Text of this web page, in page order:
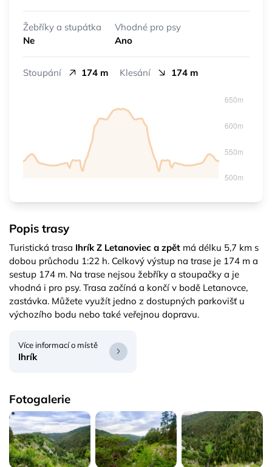
Žebříky a stupátka
Ne
Vhodné pro psy
Ano
Stoupání 174 m Klesání 174 m
Popis trasy
Turistická trasa Ihrík Z Letanoviec a zpět má délku 5,7 km s
dobou průchodu 1:22 h. Celkový výstup na trase je 174 m a
sestup 174 m. Na trase nejsou žebříky a stoupačky a je
vhodná i pro psy. Trasa začíná a končí v bodě Letanovce,
zastávka. Můžete využít jedno z dostupných parkovišť u
výchozího bodu nebo také veřejnou dopravu.
Více informací o místě
Ihrík
Fotogalerie